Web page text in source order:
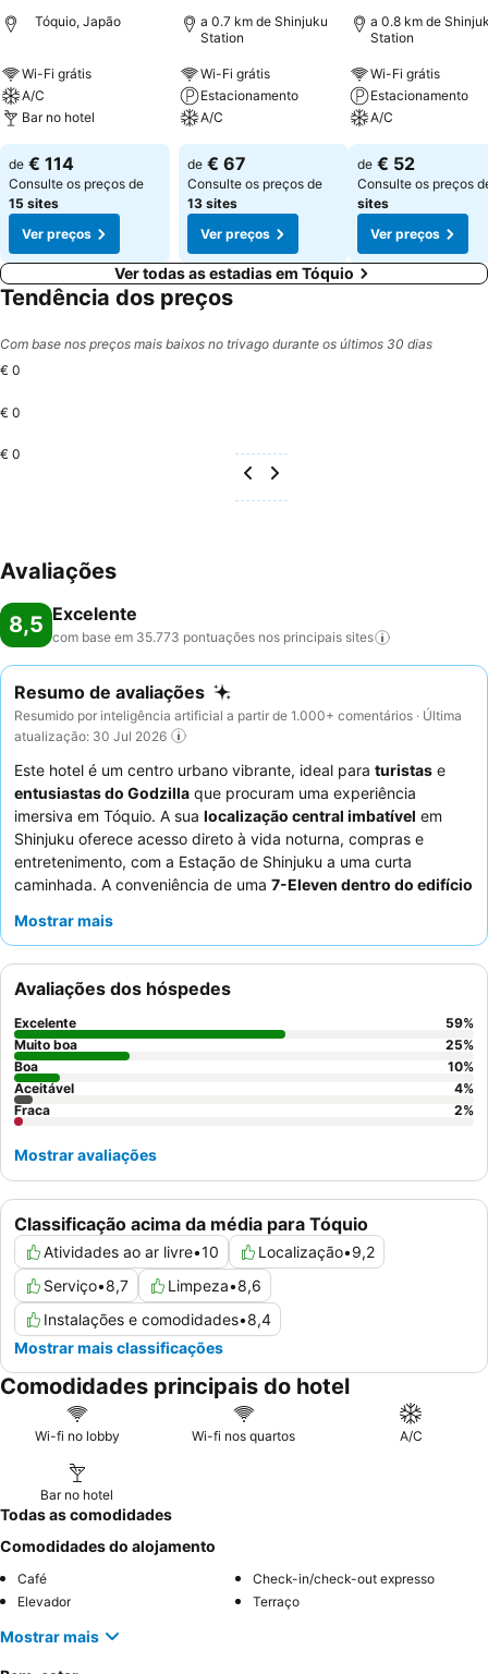
Tóquio, Japão
Wi-Fi grátis
A/C
Bar no hotel
de € 114
Consulte os preços de
15 sites
Ver preços
a 0.7 km de Shinjuku
Station
Wi-Fi grátis
Estacionamento
A/C
de € 67
Consulte os preços de
13 sites
Ver preços
a 0.8 km de
Station
Wi-Fi grátis
Estacionamento
A/C
de € 52
Consulte os preços
sites
Ver preços
Ver todas as estadias em Tóquio
Tendência dos preços
Com base nos preços mais baixos no trivago durante os últimos 30 dias
€ 0
€ 0
€ 0
Avaliações
8,5 Excelente
com base em 35.773 pontuações nos principais sites
Resumo de avaliações
Resumido por inteligência artificial a partir de 1.000+ comentários · Última
atualização: 30 Jul 2026
Este hotel é um centro urbano vibrante, ideal para turistas e
entusiastas do Godzilla que procuram uma experiência
imersiva em Tóquio. A sua localização central imbatível em
Shinjuku oferece acesso direto à vida noturna, compras e
entretenimento, com a Estação de Shinjuku a uma curta
caminhada. A conveniência de uma 7-Eleven dentro do edifício
necessidades práticas. Os hóspedes elogiam consistentemente
especialmente a equipa de concierge, que se esforça ao
máximo. Para uma experiência única, considere explorar a
decoração com o tema Godzilla
do hotel e o cinema no local.
Mostrar mais
Classificação acima da média para Tóquio
Atividades ao ar livre•10 Localização•9,2
Serviço•8,7 Limpeza•8,6
Instalações e comodidades•8,4
Mostrar mais classificações
Avaliações dos hóspedes
Excelente 59%
Muito boa
25%
Boa
10%
Aceitável
4%
Fraca
2%
Mostrar avaliações
Comodidades principais do hotel
Wi-fi no lobby Wi-fi nos quartos A/C
Bar no hotel
Todas as comodidades
Comodidades do alojamento
Café
Check-in/check-out expresso
Elevador
Terraço
Mostrar mais